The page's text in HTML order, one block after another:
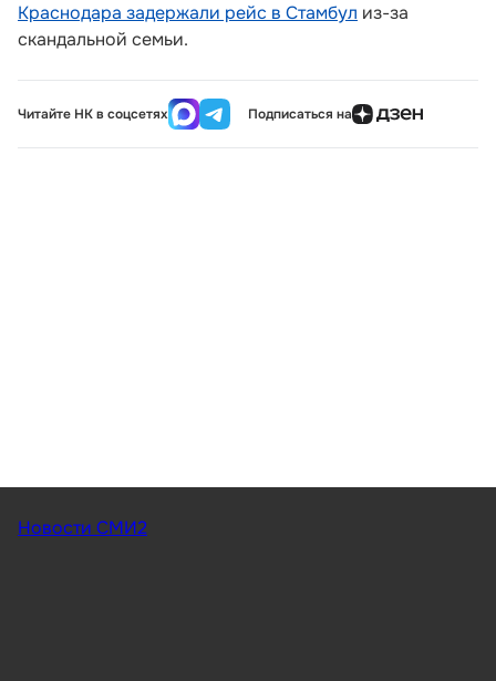
Краснодара задержали рейс в Стамбул из-за
скандальной семьи.
Читайте НК в соцсетях Подписаться на
Новости СМИ2